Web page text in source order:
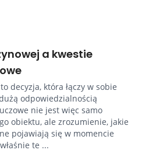
a kwestie
decyzja, która łączy w sobie
odpowiedzialnością
nie jest więc samo
obiektu, ale zrozumienie, jakie
pojawiają się w momencie
te ...